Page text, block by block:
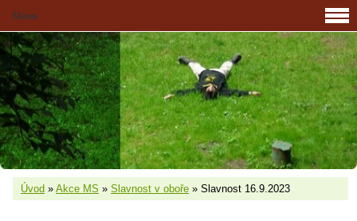
Úvod » Akce MS » Slavnost v oboře » Slavnost 16.9.2023
Menu